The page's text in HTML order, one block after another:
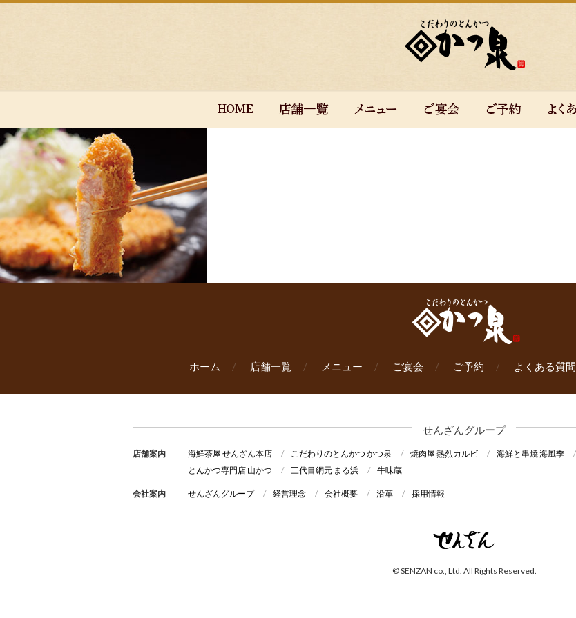
ホーム 店舗一覧 メニュー ご宴会 ご予約 よくある質問
せんざんグループ
店舗案内 海鮮茶屋 せんざん本店 こだわりのとんかつ かつ泉 焼肉屋 熱烈カルビ 海鮮と串焼 海風季
とんかつ専門店 山かつ
三代目網元 まる浜 牛味蔵
会社案内 せんざんグループ 経営理念 会社概要 沿革 採用情報
© SENZAN co., Ltd. All Rights Reserved.